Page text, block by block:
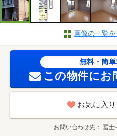
画像の一覧を
無料・簡単
この物件にお
お気に入
お問い合わせ先 冨士